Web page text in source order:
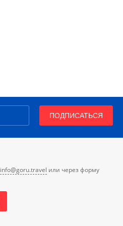
ПОДПИСАТЬСЯ
info@goru.travel или через форму